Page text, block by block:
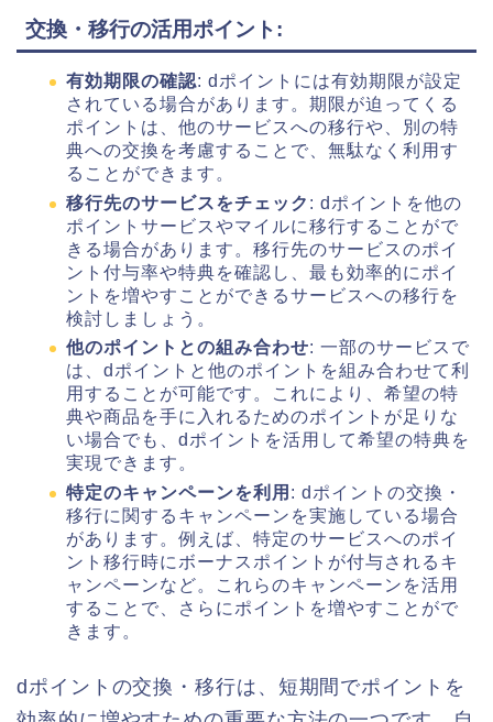
交換・移行の活用ポイント:
有効期限の確認: dポイントには有効期限が設定
されている場合があります。期限が迫ってくる
ポイントは、他のサービスへの移行や、別の特
典への交換を考慮することで、無駄なく利用す
ることができます。
移行先のサービスをチェック : dポイントを他の
ポイントサービスやマイルに移行することがで
きる場合があります。移行先のサービスのポイ
ント付与率や特典を確認し、最も効率的にポイ
ントを増やすことができるサービスへの移行を
検討しましょう。
他のポイントとの組み合わせ: 一部のサービスで
は、dポイントと他のポイントを組み合わせて利
用することが可能です。これにより、希望の特
典や商品を手に入れるためのポイントが足りな
い場合でも、dポイントを活用して希望の特典を
実現できます。
特定のキャンペーンを利用 : dポイントの交換・
移行に関するキャンペーンを実施している場合
があります。例えば、特定のサービスへのポイ
ント移行時にボーナスポイントが付与されるキ
ャンペーンなど。これらのキャンペーンを活用
することで、さらにポイントを増やすことがで
きます。
dポイントの交換・移行は、短期間でポイントを